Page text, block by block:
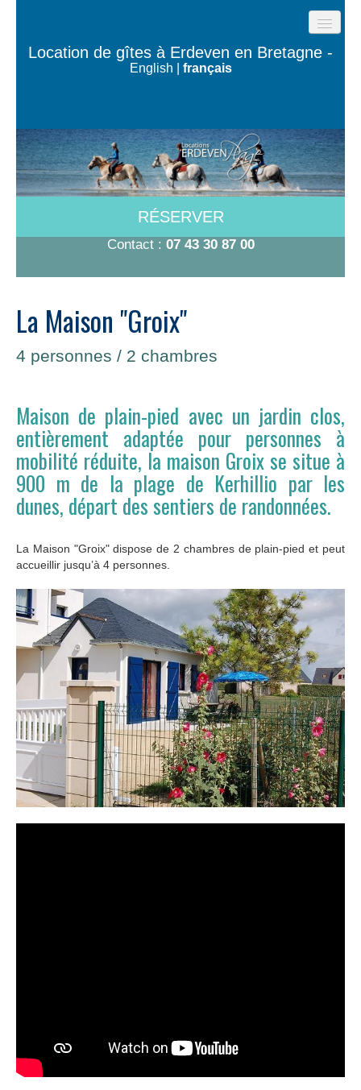
Location de gîtes à Erdeven en Bretagne -
English français
ACCUEIL
GÎTES DE LA PLAGE
MAISON TY BUGALÉ
CHAMBRES À 600M DE LA PLAGE
A VOIR/A FAIRE
TARIFS-DISPO
CONTACT
RÉSERVER
Contact : 07 43 30 87 00
La Maison "Groix"
4 personnes / 2 chambres
Maison de plain-pied avec un jardin clos,
entièrement adaptée pour personnes à
mobilité réduite, la maison Groix se situe à
900 m de la plage de Kerhillio par les
dunes, départ des sentiers de randonnées.
La Maison "Groix" dispose de 2 chambres de plain-pied et peut
accueillir jusqu’à 4 personnes.